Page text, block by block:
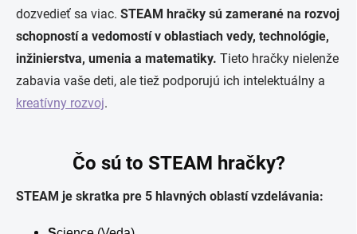
dozvedieť sa viac. STEAM hračky sú zamerané na rozvoj
schopností a vedomostí v oblastiach vedy, technológie,
inžinierstva, umenia a matematiky. Tieto hračky nielenže
zabavia vaše deti, ale tiež podporujú ich intelektuálny a
kreatívny rozvoj.
Čo sú to STEAM hračky?
STEAM je skratka pre 5 hlavných oblastí vzdelávania: